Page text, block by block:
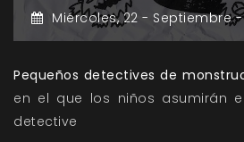
Miércoles,22 - Septiembre
Pequeños detectives de
en el que los niños asumirán
detective